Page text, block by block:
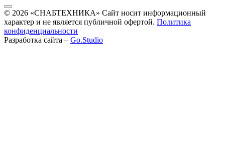
© 2026 «СНАБТЕХНИКА» Сайт носит информационный
характер и не является публичной офертой. Политика
конфиденциальности
Разработка сайта – Go.Studio